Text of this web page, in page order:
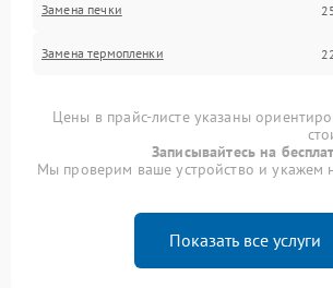
Замена печки
Замена термопленки
Цены в прайс-листе указаны
Записывайтесь на
Мы проверим ваше устройство и укажем
Показать все услуги